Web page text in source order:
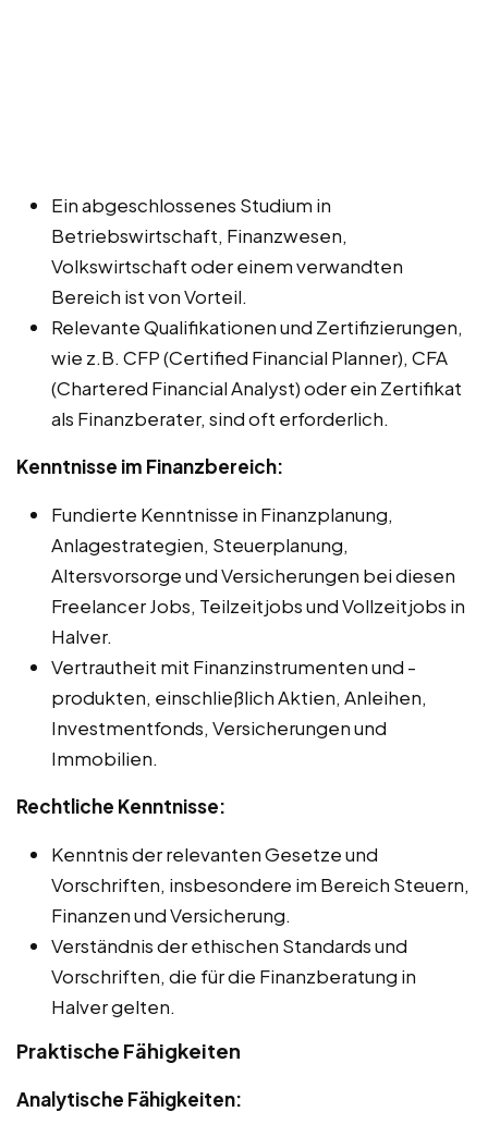
Ein abgeschlossenes Studium in
Betriebswirtschaft, Finanzwesen,
Volkswirtschaft oder einem verwandten
Bereich ist von Vorteil.
Relevante Qualifikationen und Zertifizierungen,
wie z.B. CFP (Certified Financial Planner), CFA
(Chartered Financial Analyst) oder ein Zertifikat
als Finanzberater, sind oft erforderlich.
Kenntnisse im Finanzbereich:
Fundierte Kenntnisse in Finanzplanung,
Anlagestrategien, Steuerplanung,
Altersvorsorge und Versicherungen bei diesen
Freelancer Jobs, Teilzeitjobs und Vollzeitjobs in
Halver.
Vertrautheit mit Finanzinstrumenten und -
produkten, einschließlich Aktien, Anleihen,
Investmentfonds, Versicherungen und
Immobilien.
Rechtliche Kenntnisse:
Kenntnis der relevanten Gesetze und
Vorschriften, insbesondere im Bereich Steuern,
Finanzen und Versicherung.
Verständnis der ethischen Standards und
Vorschriften, die für die Finanzberatung in
Halver gelten.
Praktische Fähigkeiten
Analytische Fähigkeiten: